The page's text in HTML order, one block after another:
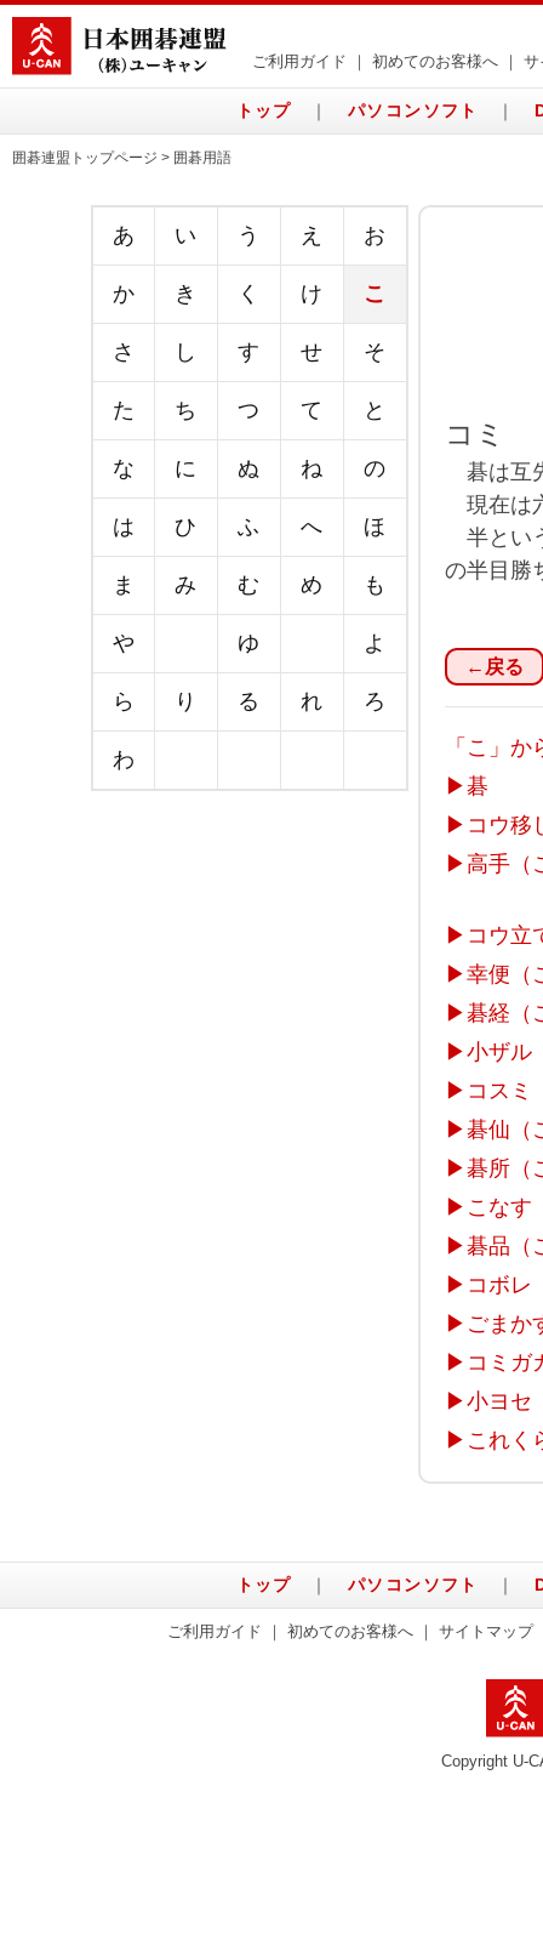
ご利用ガイド 初めてのお客様へ サ
トップ ｜ パソコンソフト ｜
囲碁連盟トップページ > 囲碁用語
あ い う え お
か き く け こ
さ し す せ そ
た ち つ て と
な に ぬ ね の
は ひ ふ へ ほ
ま み む め も
や ゆ よ
ら り る れ ろ
わ
コミ
碁は互
現在は
半とい
の半目勝
←戻る
「こ」
▶碁
▶ コウ移
▶高手（
▶ コウ立
▶幸便（
▶碁経（
▶小ザル
▶ コスミ
▶碁仙（
▶碁所（
▶ こなす
▶碁品（
▶ コボレ
▶ ごまか
▶ コミガ
▶小ヨセ
▶ これく
トップ ｜ パソコンソフト ｜
ご利用ガイド ｜初めてのお客様へ ｜サイトマップ
Copyright U-